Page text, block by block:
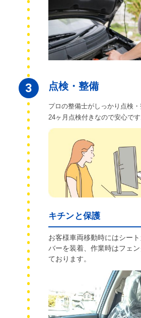
3 点検・整備
プロの整備士がしっかり点検
24ヶ月点検付きなので安心です
キチンと保護
お客様車両移動時にはシー
バーを装着、作業時はフェ
ております。